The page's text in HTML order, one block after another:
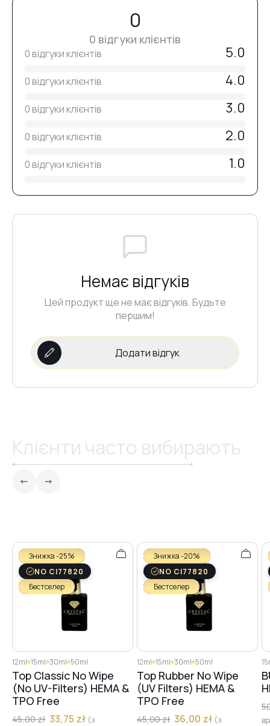
За потреби зніміть липкий шар і виконайте опилювання.
Нанесіть топ і просушіть
90–120 секунд у лампі 48 Вт (365–405 nm)
0
0 відгуки клієнтів
0 відгуки клієнтів 5.0
0 відгуки клієнтів 4.0
0 відгуки клієнтів 3.0
0 відгуки клієнтів 2.0
0 відгуки клієнтів 1.0
Немає відгуків
Цей продукт ще не має відгуків. Будьте
першим!
Додати відгук
Знижка -25%
NO CI77820
Бестселер
12ml 15ml 30ml 50ml
Top Classic No Wipe
(No UV-Filters) HEMA &
TPO Free
45,00zł 33,75 zł (з
Знижка -20%
NO CI77820
Бестселер
12ml 15ml 30ml 50ml
Top Rubber No Wipe
(UV Filters) HEMA &
TPO Free
45,00zł 36,00 zł (з